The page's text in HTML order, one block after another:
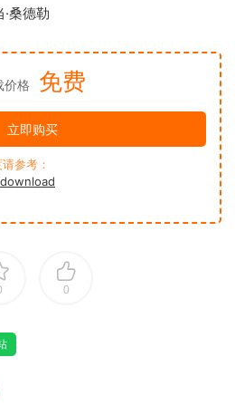
桑德勒
价格 免费
立即购买
参考：
0